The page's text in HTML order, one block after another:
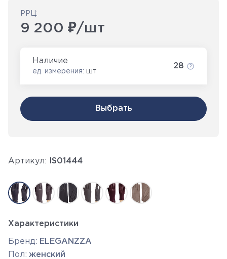
Артикул: IS01444
Характеристики
Бренд: ELEGANZZA
Пол: женский
РРЦ:
9 200 ₽/шт
Наличие
ед. измерения: шт
28
Выбрать